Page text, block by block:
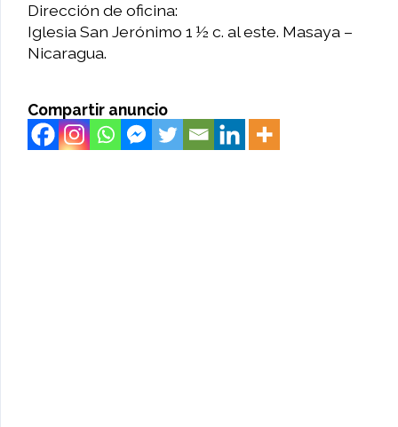
Dirección de oficina:
Iglesia San Jerónimo 1 ½ c. al este. Masaya –
Nicaragua.
Compartir anuncio